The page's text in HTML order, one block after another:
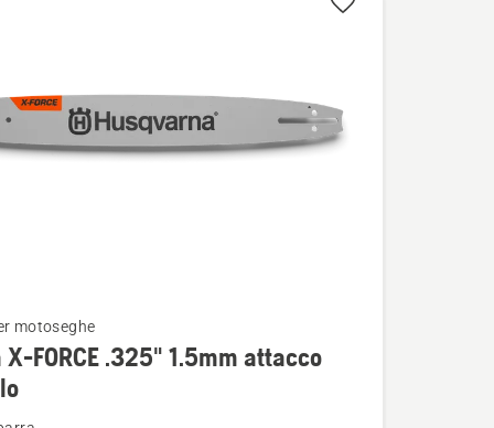
motoseghe
X-FORCE .325" 1.5mm attacco